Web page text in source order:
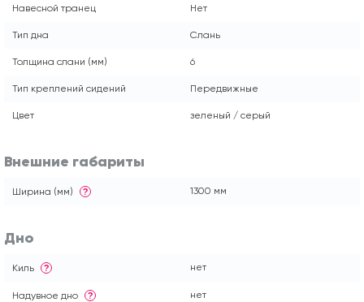
Навесной транец Нет
Тип дна Слань
Толщина слани (мм) 6
Тип креплений сидений Передвижные
Цвет зеленый / серый
Внешние габариты
Ширина (мм) ? 1300 мм
Дно
Киль ? нет
Надувное дно ? нет